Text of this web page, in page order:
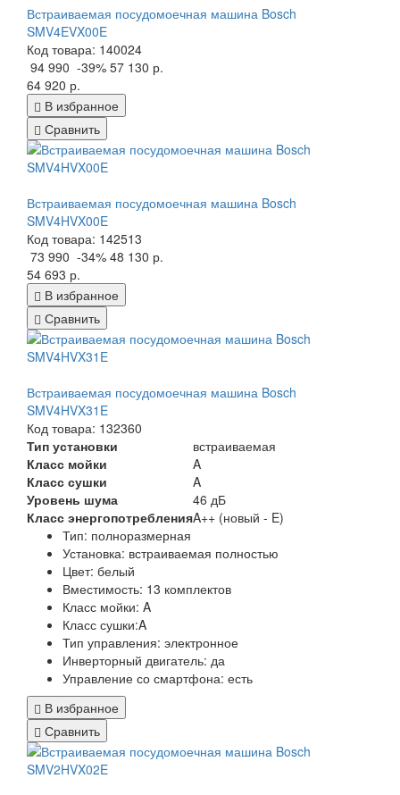
Встраиваемая посудомоечная машина Bosch
SMV4EVX00E
Код товара: 140024
94 990 -39% 57 130 р.
64 920 р.
В избранное
Сравнить
Встраиваемая посудомоечная машина Bosch
SMV4HVX00E
Код товара: 142513
73 990 -34% 48 130 р.
54 693 р.
В избранное
Сравнить
Встраиваемая посудомоечная машина Bosch
SMV4HVX31E
Код товара: 132360
Тип установки
встраиваемая
Класс мойки
A
Класс сушки
A
Уровень шума
46 дБ
Класс энергопотребленияA++ (новый - E)
Тип: полноразмерная
Установка: встраиваемая полностью
Цвет: белый
Вместимость: 13 комплектов
Класс мойки: A
Класс сушки:A
Тип управления: электронное
Инверторный двигатель: да
Управление со смартфона: есть
В избранное
Сравнить